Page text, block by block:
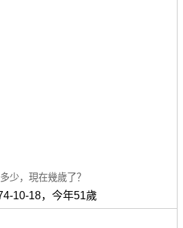
少，現在幾歲了？
10-18，今年51歲